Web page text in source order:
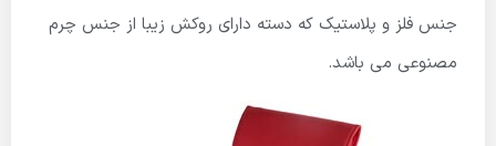
جنس فلز و پلاستیک که دسته دارای روکش زیبا از جنس چرم
مصنوعی می باشد.